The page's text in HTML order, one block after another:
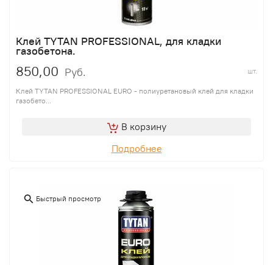
Клей TYTAN PROFESSIONAL, для кладки
газобетона.
850,00 Руб. шт.
Клей TYTAN PROFESSIONAL EURO - полиуретановый клей для кладки
газобето...
В корзину
Подробнее
Быстрый просмотр